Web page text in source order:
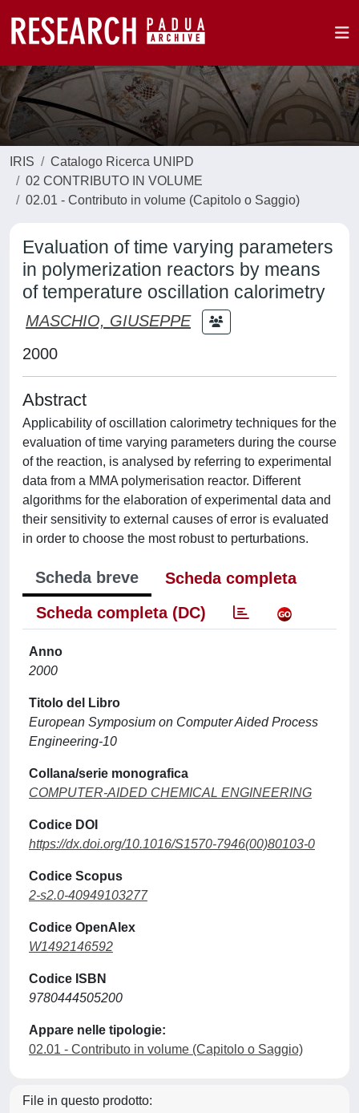
IRIS
Catalogo Ricerca UNIPD
02 CONTRIBUTO IN VOLUME
02.01 - Contributo in volume (Capitolo o Saggio)
Evaluation of time varying parameters
in polymerization reactors by means
of temperature oscillation calorimetry
MASCHIO, GIUSEPPE
2000
Abstract
Applicability of oscillation calorimetry techniques for the
evaluation of time varying parameters during the course
of the reaction, is analysed by referring to experimental
data from a MMA polymerisation reactor. Different
algorithms for the elaboration of experimental data and
their sensitivity to external causes of error is evaluated
in order to choose the most robust to perturbations.
Scheda breve
Scheda completa
Scheda completa (DC)
Anno
2000
Titolo del Libro
European Symposium on Computer Aided Process
Engineering-10
Collana/serie monografica
COMPUTER-AIDED CHEMICAL ENGINEERING
Codice DOI
https://dx.doi.org/10.1016/S1570-7946(00)80103-0
Codice Scopus
2-s2.0-40949103277
Codice OpenAlex
W1492146592
Codice ISBN
9780444505200
Appare nelle tipologie:
02.01 - Contributo in volume (Capitolo o Saggio)
File in questo prodotto: